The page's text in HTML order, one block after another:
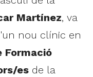
Martínez, va
nou clínic en
Formació
es de la